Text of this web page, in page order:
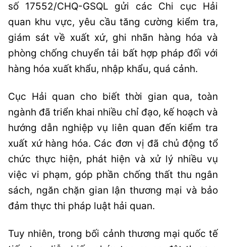
số 17552/CHQ-GSQL gửi các Chi cục Hải
quan khu vực, yêu cầu tăng cường kiểm tra,
giám sát về xuất xứ, ghi nhãn hàng hóa và
phòng chống chuyển tải bất hợp pháp đối với
hàng hóa xuất khẩu, nhập khẩu, quá cảnh.
Cục Hải quan cho biết thời gian qua, toàn
ngành đã triển khai nhiều chỉ đạo, kế hoạch và
hướng dẫn nghiệp vụ liên quan đến kiểm tra
xuất xứ hàng hóa. Các đơn vị đã chủ động tổ
chức thực hiện, phát hiện và xử lý nhiều vụ
việc vi phạm, góp phần chống thất thu ngân
sách, ngăn chặn gian lận thương mại và bảo
đảm thực thi pháp luật hải quan.
Tuy nhiên, trong bối cảnh thương mại quốc tế